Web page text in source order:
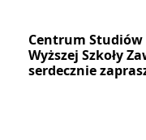
Centrum
Wyższej Szkoły
serdecznie